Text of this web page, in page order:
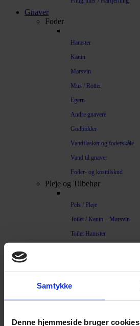
Samtykke
Denne hjemmeside bruger cookies
Gnaver
Foder
Hamster
Kanin
Marsvin
Mus / Rotter
Egern
Andre gnavere
Godbidder
Vandflasker og foderskåle
Vand til gnaver
Foder- og kosttilskud
Pleje og Tilbehør
Pels / Pleje
Toilet / Kanin – Marsvin
Toilet Hamster
Bure
Kaninbur